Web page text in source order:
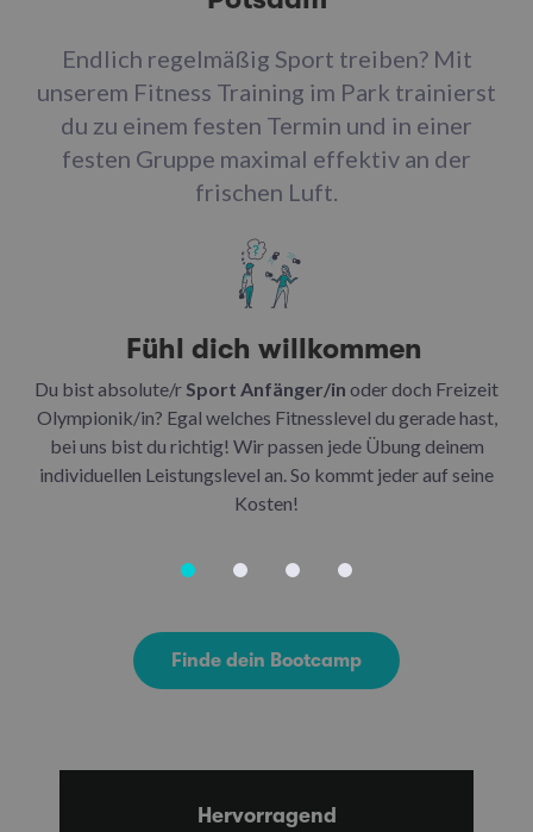
Endlich regelmäßig Sport treiben? Mit
unserem Fitness Training im Park trainierst
du zu einem festen Termin und in einer
festen Gruppe maximal effektiv an der
frischen Luft.
Fühl dich willkommen
Du bist absolute/r Sport Anfänger/in oder doch Freizeit
Olympionik/in? Egal welches Fitnesslevel du gerade hast,
bei uns bist du richtig! Wir passen jede Übung deinem
individuellen Leistungslevel an. So kommt jeder auf seine
Kosten!
Finde dein Bootcamp
Hervorragend